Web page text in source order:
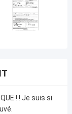
! ! Je suis si